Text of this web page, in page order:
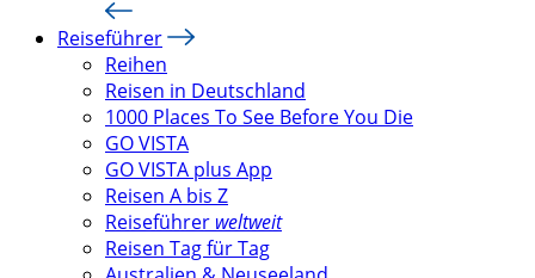
Reiseführer
Reihen
Reisen in Deutschland
1000 Places To See Before You Die
GO VISTA
GO VISTA plus App
Reisen A bis Z
Reiseführer weltweit
Reisen Tag für Tag